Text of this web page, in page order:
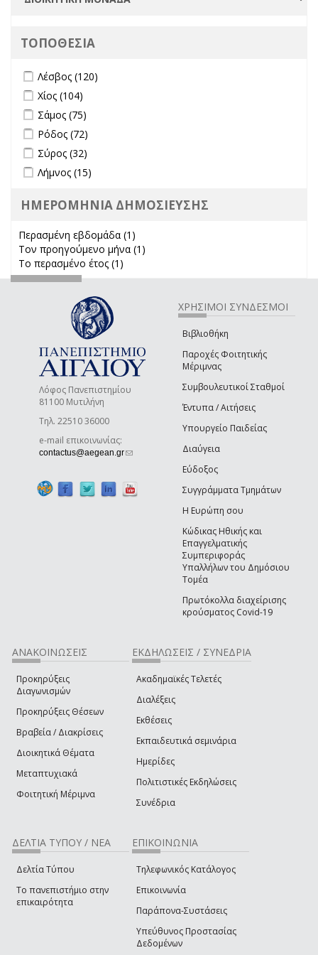
ΤΟΠΟΘΕΣΙΑ
Apply Λέσβος filter
Λέσβος (120)
Apply Χίος filter
Χίος (104)
Apply Σάμος filter
Σάμος (75)
Apply Ρόδος filter
Ρόδος (72)
Apply Σύρος filter
Σύρος (32)
Apply Λήμνος filter
Λήμνος (15)
ΗΜΕΡΟΜΗΝΙΑ ΔΗΜΟΣΙΕΥΣΗΣ
Περασμένη εβδομάδα (1)
Τον προηγούμενο μήνα (1)
Το περασμένο έτος (1)
Λόφος Πανεπιστημίου
81100 Μυτιλήνη
Τηλ. 22510 36000
e-mail επικοινωνίας:
contactus@aegean.gr(link sends e-mail)
ΧΡΗΣΙΜΟΙ ΣΥΝΔΕΣΜΟΙ
Βιβλιοθήκη
Παροχές Φοιτητικής
Μέριμνας
Συμβουλευτικοί Σταθμοί
Έντυπα / Αιτήσεις
Υπουργείο Παιδείας
Διαύγεια
Εύδοξος
Συγγράμματα Τμημάτων
Η Ευρώπη σου
Κώδικας Ηθικής και
Επαγγελματικής
Συμπεριφοράς
Υπαλλήλων του Δημόσιου
Τομέα
Πρωτόκολλα διαχείρισης
κρούσματος Covid-19
ΑΝΑΚΟΙΝΩΣΕΙΣ
Προκηρύξεις
Διαγωνισμών
Προκηρύξεις Θέσεων
Βραβεία / Διακρίσεις
Διοικητικά Θέματα
Μεταπτυχιακά
Φοιτητική Μέριμνα
ΕΚΔΗΛΩΣΕΙΣ / ΣΥΝΕΔΡΙΑ
Ακαδημαϊκές Τελετές
Διαλέξεις
Εκθέσεις
Εκπαιδευτικά σεμινάρια
Ημερίδες
Πολιτιστικές Εκδηλώσεις
Συνέδρια
ΔΕΛΤΙΑ ΤΥΠΟΥ / ΝΕΑ
Δελτία Τύπου
Το πανεπιστήμιο στην
επικαιρότητα
ΕΠΙΚΟΙΝΩΝΙΑ
Τηλεφωνικός Κατάλογος
Επικοινωνία
Παράπονα-Συστάσεις
Υπεύθυνος Προστασίας
Δεδομένων